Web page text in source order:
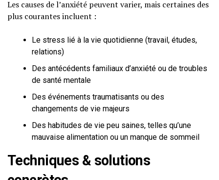
Les causes de l’anxiété peuvent varier, mais certaines des
plus courantes incluent :
Le stress lié à la vie quotidienne (travail, études,
relations)
Des antécédents familiaux d’anxiété ou de troubles
de santé mentale
Des événements traumatisants ou des
changements de vie majeurs
Des habitudes de vie peu saines, telles qu’une
mauvaise alimentation ou un manque de sommeil
Techniques & solutions